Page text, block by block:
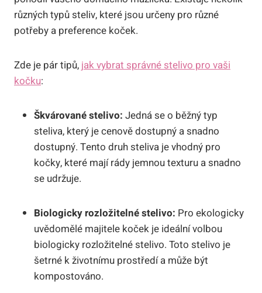
různých typů steliv, které jsou určeny pro různé
potřeby a preference koček.
Zde je pár tipů, jak vybrat správné stelivo pro vaši
kočku:
Škvárované stelivo: Jedná se o běžný typ
steliva, který je cenově dostupný a snadno
dostupný. Tento druh steliva je vhodný pro
kočky, které mají rády jemnou texturu a snadno
se udržuje.
Biologicky rozložitelné stelivo: Pro ekologicky
uvědomělé majitele koček je ideální volbou
biologicky rozložitelné stelivo. Toto stelivo je
šetrné k životnímu prostředí a může být
kompostováno.